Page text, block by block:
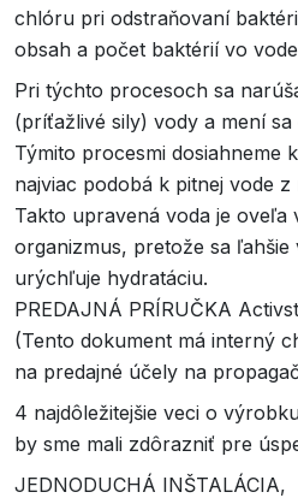
chlóru pri odstraňovaní
obsah a počet baktérií vo
Pri týchto procesoch sa
(príťažlivé sily) vody a mení
Týmito procesmi dosiahneme
najviac podobá k pitnej vode
Takto upravená voda je oveľa
organizmus, pretože sa
urýchľuje hydratáciu.
PREDAJNÁ PRÍRUČKA
(Tento dokument má interný
na predajné účely na
4 najdôležitejšie veci o
by sme mali zdôrazniť pre
JEDNODUCHÁ INŠTALÁCIA,